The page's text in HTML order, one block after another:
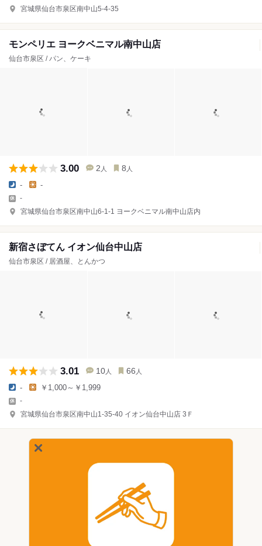
宮城県仙台市泉区南中山5-4-35
モンペリエ ヨークベニマル南中山店
仙台市泉区 / パン、ケーキ
3.00 2 人 8 人
- -
-
宮城県仙台市泉区南中山6-1-1 ヨークベニマル南中山店内
新宿さぼてん イオン仙台中山店
仙台市泉区 / 居酒屋、とんかつ
3.01 10 人 66 人
- ￥1,000～￥1,999
-
宮城県仙台市泉区南中山1-35-40 イオン仙台中山店 3Ｆ